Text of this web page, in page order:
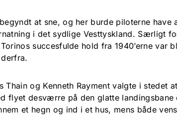
at sne, og her burde piloterne have
i det sydlige Vesttyskland. Særligt
succesfulde hold fra 1940’erne var
Thain og Kenneth Rayment valgte i stedet
flyet desværre på den glatte
et hegn og ind i et hus, mens både